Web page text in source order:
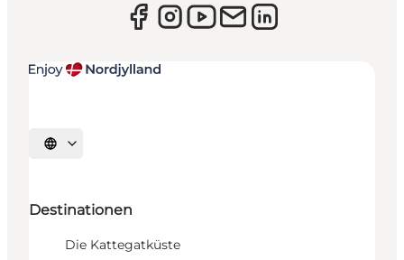
Sprache auswählen
Destinationen
Die Kattegatküste